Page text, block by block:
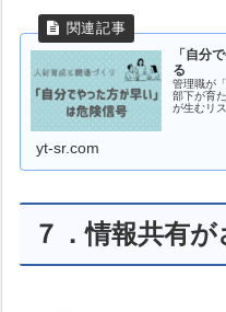
「自分
る
管理職が
部下が育
が生むリ
yt-sr.com
７．情報共有